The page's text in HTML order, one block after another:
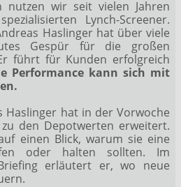
nutzen wir seit vielen Jahren
Lynch-Screener.
Haslinger hat über viele
Gespür für die großen
führt für Kunden erfolgreich
Performance kann sich mit
Haslinger hat in der Vorwoche
den Depotwerten erweitert.
einen Blick, warum sie eine
oder halten sollten. Im
erläutert er, wo neue